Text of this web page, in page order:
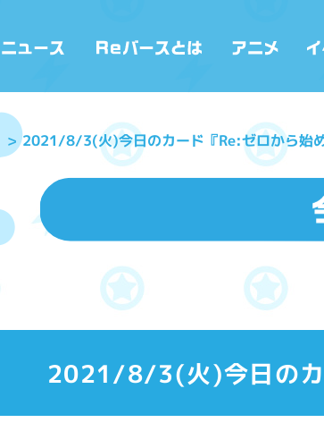
2021/8/3(火)今日のカード『Re:ゼロから始
2021/8/3(火)今日のカ